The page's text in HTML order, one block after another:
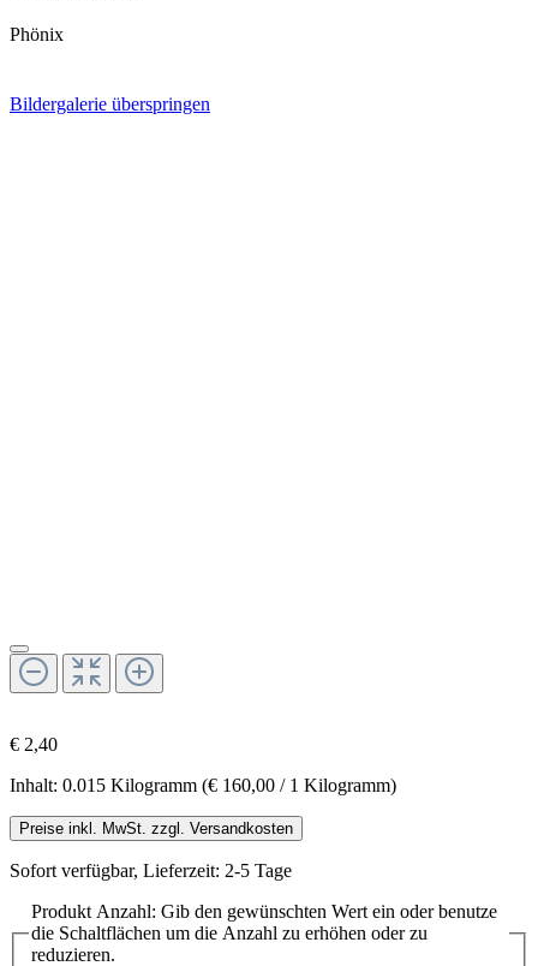
Phönix
Bildergalerie überspringen
€ 2,40
Inhalt: 0.015 Kilogramm (€ 160,00 / 1 Kilogramm)
Preise inkl. MwSt. zzgl. Versandkosten
Sofort verfügbar, Lieferzeit: 2-5 Tage
Produkt Anzahl: Gib den gewünschten Wert ein oder benutze
die Schaltflächen um die Anzahl zu erhöhen oder zu
reduzieren.